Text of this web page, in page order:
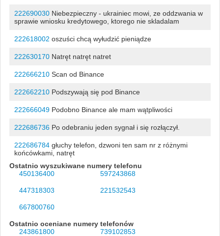
222690030Niebezpieczny - ukrainiec mowi, ze oddzwania w
sprawie wniosku kredytowego, ktorego nie skladalam
222618002 oszuści chcą wyłudzić pieniądze
222630170Natręt natręt natret
222666210Scan od Binance
222662210Podszywają się pod Binance
222666049Podobno Binance ale mam wątpliwości
222686736Po odebraniu jeden sygnał i się rozłączył.
222686784głuchy telefon, dzwoni ten sam nr z różnymi
końcówkami, natręt
Ostatnio wyszukiwane numery telefonu
450136400
597243868
447318303 221532543
667800760
Ostatnio oceniane numery telefonów
243861800
739102853